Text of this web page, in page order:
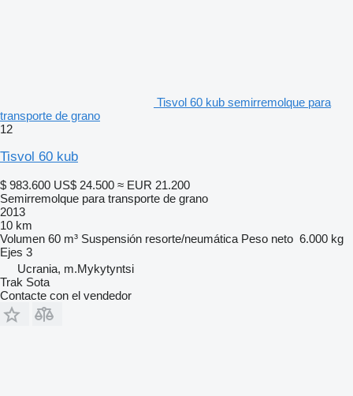
Tisvol 60 kub semirremolque para
transporte de grano
12
Tisvol 60 kub
$ 983.600 US$ 24.500 ≈ EUR 21.200
Semirremolque para transporte de grano
2013
10 km
Volumen 60 m³ Suspensión resorte/neumática Peso neto 6.000 kg
Ejes 3
Ucrania, m.Mykytyntsi
Trak Sota
Contacte con el vendedor